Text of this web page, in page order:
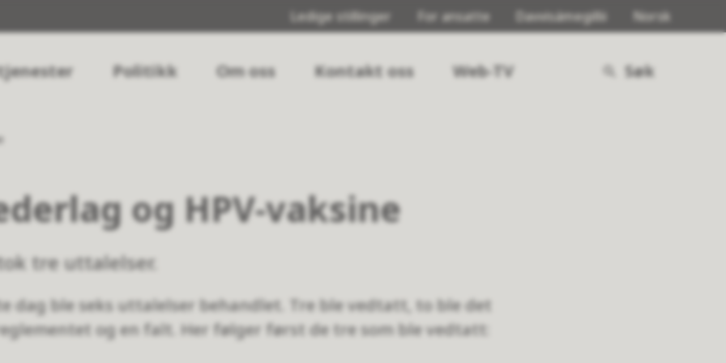
Ledige stillinger For ansatte Davvisámegillii Norsk
Politikk Om oss Kontakt oss Web-TV Søk
og HPV-vaksine
tre uttalelser.
dag ble seks uttalelser behandlet. Tre ble vedtatt, to ble det
og en falt. Her følger først de tre som ble vedtatt: